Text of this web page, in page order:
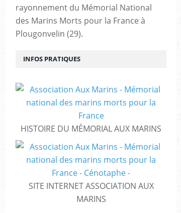
rayonnement du Mémorial National
des Marins Morts pour la France à
Plougonvelin (29).
INFOS PRATIQUES
HISTOIRE DU MÉMORIAL AUX MARINS
SITE INTERNET ASSOCIATION AUX
MARINS